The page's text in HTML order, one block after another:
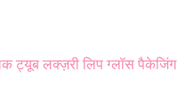
ट्यूब लक्ज़री लिप ग्लॉस पैकेजिंग